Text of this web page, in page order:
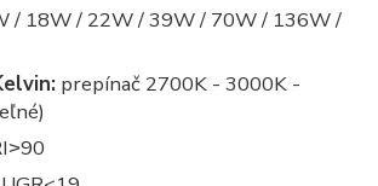
/ 18W / 22W / 39W / 70W / 136W /
prepínač 2700K - 3000K -